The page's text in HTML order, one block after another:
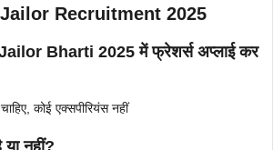
Recruitment 2025
Bharti 2025 में फ्रेशर्स अप्लाई कर
कोई एक्सपीरियंस नहीं